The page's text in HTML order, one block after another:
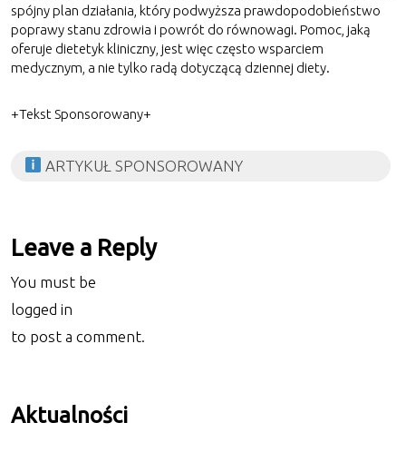
spójny plan działania, który podwyższa prawdopodobieństwo
poprawy stanu zdrowia i powrót do równowagi. Pomoc, jaką
oferuje dietetyk kliniczny, jest więc często wsparciem
medycznym, a nie tylko radą dotyczącą dziennej diety.
+Tekst Sponsorowany+
ARTYKUŁ SPONSOROWANY
Leave a Reply
You must be
logged in
to post a comment.
Aktualności